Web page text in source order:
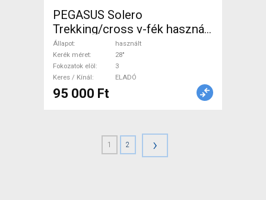
PEGASUS Solero
Trekking/cross v-fék használt
ELADÓ
Állapot
használt
Kerék méret
28"
Fokozatok elöl
3
Keres / Kínál
ELADÓ
95 000 Ft
1 2 ›